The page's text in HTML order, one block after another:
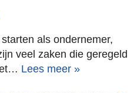
als ondernemer,
veel zaken die geregeld
Lees meer »